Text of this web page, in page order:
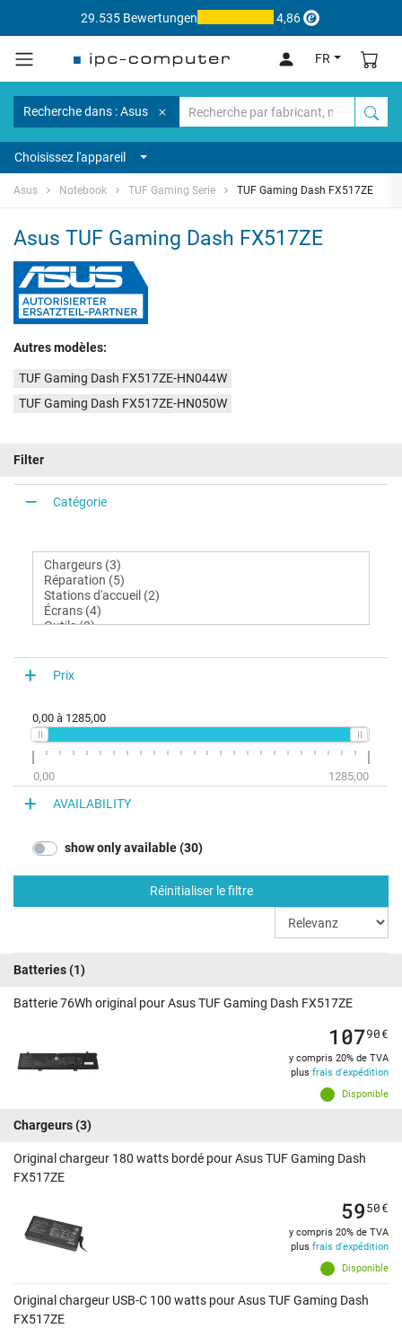
29.535 Bewertungen 4,86
FR
Recherche dans : Asus
Choisissez l'appareil
Asus Notebook TUF Gaming Serie TUF Gaming Dash FX517ZE
Asus TUF Gaming Dash FX517ZE
Autres modèles:
TUF Gaming Dash FX517ZE-HN044W
TUF Gaming Dash FX517ZE-HN050W
Filter
Catégorie
Prix
0,00 à 1285,00
0,00 1285,00
AVAILABILITY
show only available (30)
Réinitialiser le filtre
Batteries(1)
Batterie 76Wh original pour Asus TUF Gaming Dash FX517ZE
Disponible
10790€
y compris 20% de TVA
plus frais d'expédition
Chargeurs(3)
Original chargeur 180 watts bordé pour Asus TUF Gaming Dash
FX517ZE
Disponible
5950€
y compris 20% de TVA
plus frais d'expédition
Original chargeur USB-C 100 watts pour Asus TUF Gaming Dash
FX517ZE